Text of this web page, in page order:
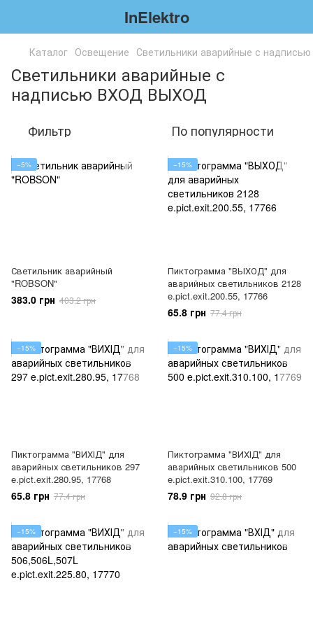
InElektro
Каталог Освещение Светильники аварийные с
Светильники аварийные с
надписью ВХОД ВЫХОД
Фильтр По популярности
−5%
Светильник аварийный
"ROBSON"
383.0 грн 403.2 грн
−15%
Пиктограмма "ВЫХОД" для
аварийных светильников 2128
e.pict.exit.200.55, 17766
65.8 грн 77.4 грн
−15%
Пиктограмма "ВИХІД" для
аварийных светильников 297
e.pict.exit.280.95, 17768
65.8 грн 77.4 грн
−15%
Пиктограмма "ВИХІД" для
аварийных светильников 500
e.pict.exit.310.100, 17769
78.9 грн 92.8 грн
−15% −15%